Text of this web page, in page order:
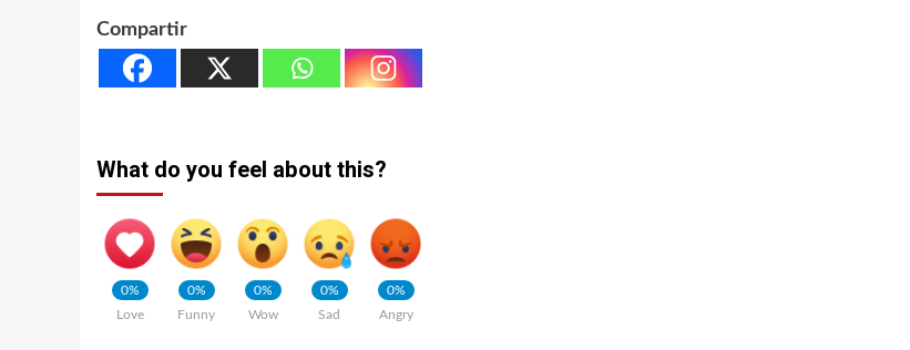
Compartir
What do you feel about this?
0%
Love
0%
Funny
0%
Wow
0%
Sad
0%
Angry